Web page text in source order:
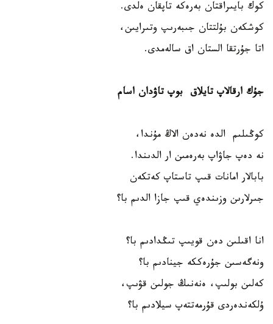
كوك بايىراقتان بەرەكە تاپقان ەلدى.
كوشكەن بۇلتتان جىبەرىپ وتىرايىن،
اتا جۇرتقا الستان اق سالەمدى.
جۇك ارقالاپ تايلاق بوپ تاۋدان اسام
كوڭىلىم الدە نەدەن الاڭ مۇندا،
نە دەپ جاۋاپ بەرەمىن ار الدىندا.
بابالار امانات قىپ تاستاپ كەتكەن
جىرلارىن وزىندەي قىپ جازا الدىم با؟
انا اقىلىن دەن قويىپ تىڭدادىم با؟
ونەگەسىن جۇرەككە جينادىم با؟
كەلىن بولىپ، ەنەنىڭ جولىن قۋىپ،
ۇلكەندەردى قۇرمەتتەپ سيلادىم با؟